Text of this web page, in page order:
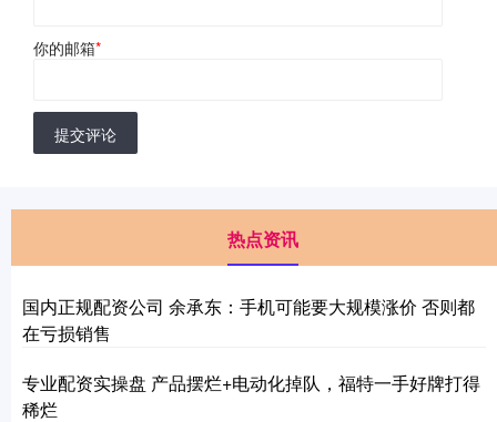
你的邮箱*
提交评论
热点资讯
国内正规配资公司 余承东：手机可能要大规模涨价 否则都
在亏损销售
专业配资实操盘 产品摆烂+电动化掉队，福特一手好牌打得
稀烂